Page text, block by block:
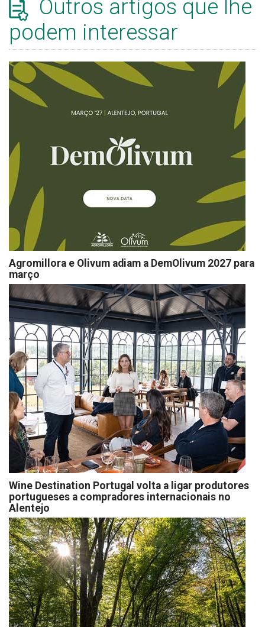
Outros artigos que lhe
podem interessar
Agromillora e Olivum adiam a DemOlivum 2027 para
março
Wine Destination Portugal volta a ligar produtores
portugueses a compradores internacionais no
Alentejo